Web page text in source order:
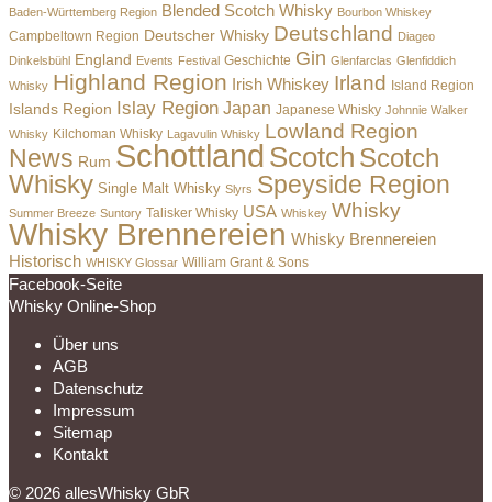
Baden-Württemberg Region Blended Scotch Whisky Bourbon Whiskey
Campbeltown Region Deutscher Whisky Deutschland Diageo
Dinkelsbühl England Events Festival Geschichte Gin Glenfarclas Glenfiddich
Whisky Highland Region Irish Whiskey Irland Island Region
Islands Region Islay Region Japan Japanese Whisky Johnnie Walker
Whisky Kilchoman Whisky Lagavulin Whisky Lowland Region
News Rum Schottland Scotch Scotch
Whisky Single Malt Whisky Slyrs Speyside Region
Summer Breeze Suntory Talisker Whisky USA Whiskey Whisky
Whisky Brennereien Whisky Brennereien
Historisch WHISKY Glossar William Grant & Sons
Facebook-Seite
Whisky Online-Shop
Über uns
AGB
Datenschutz
Impressum
Sitemap
Kontakt
© 2026 allesWhisky GbR